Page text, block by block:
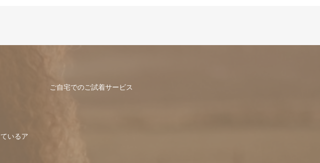
いるア
ご自宅でのご試着サービス